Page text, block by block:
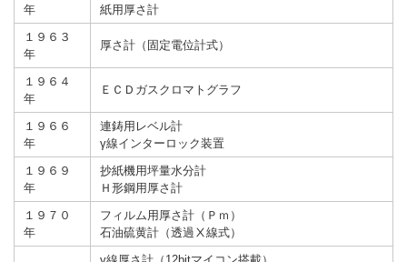
年
紙用厚さ計
１９６３
年
厚さ計（固定電位計式）
１９６４
年
ＥＣＤガスクロマトグラフ
１９６６
年
連鋳用レベル計
γ線インターロック装置
１９６９
年
抄紙機用坪量水分計
Ｈ形鋼用厚さ計
１９７０
年
フィルム用厚さ計（Ｐｍ）
石油硫黄計（透過Ⅹ線式）